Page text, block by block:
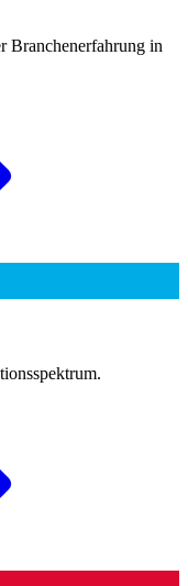
Branchenerfahrung in